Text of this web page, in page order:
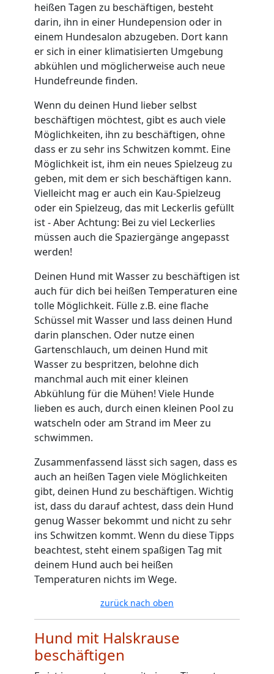
heißen Tagen zu beschäftigen, besteht
darin, ihn in einer Hundepension oder in
einem Hundesalon abzugeben. Dort kann
er sich in einer klimatisierten Umgebung
abkühlen und möglicherweise auch neue
Hundefreunde finden.
Wenn du deinen Hund lieber selbst
beschäftigen möchtest, gibt es auch viele
Möglichkeiten, ihn zu beschäftigen, ohne
dass er zu sehr ins Schwitzen kommt. Eine
Möglichkeit ist, ihm ein neues Spielzeug zu
geben, mit dem er sich beschäftigen kann.
Vielleicht mag er auch ein Kau-Spielzeug
oder ein Spielzeug, das mit Leckerlis gefüllt
ist - Aber Achtung: Bei zu viel Leckerlies
müssen auch die Spaziergänge angepasst
werden!
Deinen Hund mit Wasser zu beschäftigen ist
auch für dich bei heißen Temperaturen eine
tolle Möglichkeit. Fülle z.B. eine flache
Schüssel mit Wasser und lass deinen Hund
darin planschen. Oder nutze einen
Gartenschlauch, um deinen Hund mit
Wasser zu bespritzen, belohne dich
manchmal auch mit einer kleinen
Abkühlung für die Mühen! Viele Hunde
lieben es auch, durch einen kleinen Pool zu
watscheln oder am Strand im Meer zu
schwimmen.
Zusammenfassend lässt sich sagen, dass es
auch an heißen Tagen viele Möglichkeiten
gibt, deinen Hund zu beschäftigen. Wichtig
ist, dass du darauf achtest, dass dein Hund
genug Wasser bekommt und nicht zu sehr
ins Schwitzen kommt. Wenn du diese Tipps
beachtest, steht einem spaßigen Tag mit
deinem Hund auch bei heißen
Temperaturen nichts im Wege.
zurück nach oben
Hund mit Halskrause
beschäftigen